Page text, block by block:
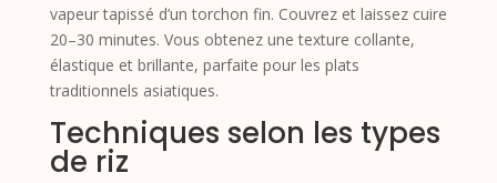
vapeur tapissé d’un torchon fin. Couvrez et laissez cuire
20–30 minutes. Vous obtenez une texture collante,
élastique et brillante, parfaite pour les plats
traditionnels asiatiques.
Techniques selon les types
de riz